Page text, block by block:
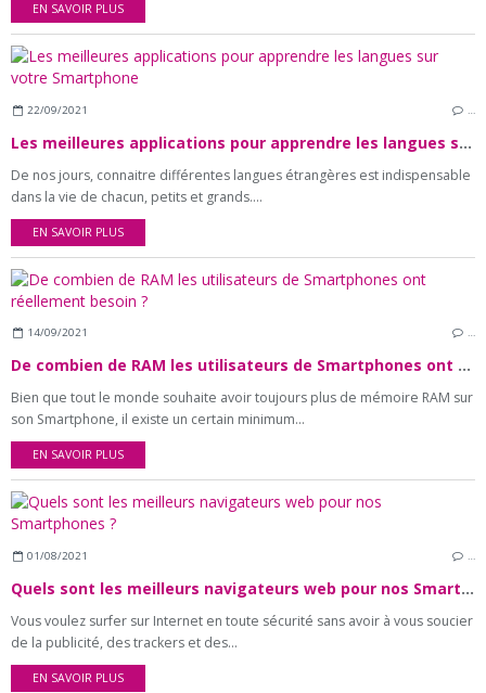
EN SAVOIR PLUS
22/09/2021 …
Les meilleures applications pour apprendre les langues sur votre Smartphone
De nos jours, connaitre différentes langues étrangères est indispensable
dans la vie de chacun, petits et grands....
EN SAVOIR PLUS
14/09/2021 …
De combien de RAM les utilisateurs de Smartphones ont réellement besoin ?
Bien que tout le monde souhaite avoir toujours plus de mémoire RAM sur
son Smartphone, il existe un certain minimum...
EN SAVOIR PLUS
01/08/2021 …
Quels sont les meilleurs navigateurs web pour nos Smartphones ?
Vous voulez surfer sur Internet en toute sécurité sans avoir à vous soucier
de la publicité, des trackers et des...
EN SAVOIR PLUS